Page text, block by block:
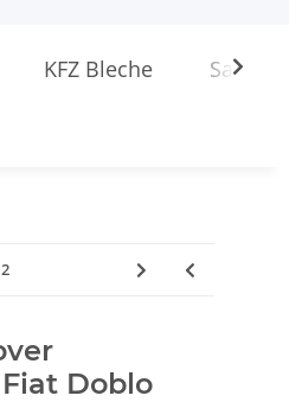
KFZ Bleche
Doblo